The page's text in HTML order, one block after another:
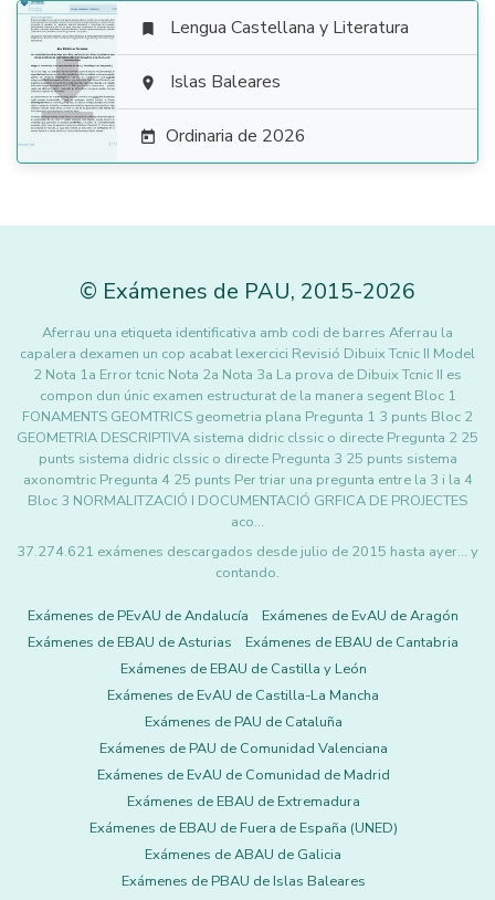

 Lengua Castellana y Literatura
 Islas Baleares
 Ordinaria de 2026
© Exámenes de PAU, 2015-2026
Aferrau una etiqueta identificativa amb codi de barres Aferrau la
capalera dexamen un cop acabat lexercici Revisió Dibuix Tcnic II Model
2 Nota 1a Error tcnic Nota 2a Nota 3a La prova de Dibuix Tcnic II es
compon dun únic examen estructurat de la manera segent Bloc 1
FONAMENTS GEOMTRICS geometria plana Pregunta 1 3 punts Bloc 2
GEOMETRIA DESCRIPTIVA sistema didric clssic o directe Pregunta 2 25
punts sistema didric clssic o directe Pregunta 3 25 punts sistema
axonomtric Pregunta 4 25 punts Per triar una pregunta entre la 3 i la 4
Bloc 3 NORMALITZACIÓ I DOCUMENTACIÓ GRFICA DE PROJECTES
aco…
37.274.621 exámenes descargados desde julio de 2015 hasta ayer... y
contando.
Exámenes de PEvAU de Andalucía
Exámenes de EvAU de Aragón
Exámenes de EBAU de Asturias
Exámenes de EBAU de Cantabria
Exámenes de EBAU de Castilla y León
Exámenes de EvAU de Castilla-La Mancha
Exámenes de PAU de Cataluña
Exámenes de PAU de Comunidad Valenciana
Exámenes de EvAU de Comunidad de Madrid
Exámenes de EBAU de Extremadura
Exámenes de EBAU de Fuera de España (UNED)
Exámenes de ABAU de Galicia
Exámenes de PBAU de Islas Baleares